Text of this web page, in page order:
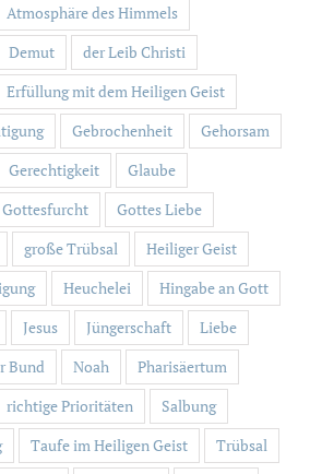
Atmosphäre des Himmels
Demut
der Leib Christi
Erfüllung mit dem Heiligen Geist
Gebrochenheit
Gehorsam
Gerechtigkeit
Glaube
Gottesfurcht
Gottes Liebe
große Trübsal
Heiliger Geist
Heuchelei
Hingabe an Gott
Jesus Jüngerschaft
Liebe
Bund Noah
Pharisäertum
richtige Prioritäten
Salbung
Taufe im Heiligen Geist
Trübsal